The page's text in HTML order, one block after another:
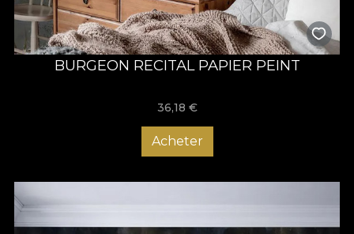
BURGEON RECITAL PAPIER PEINT
36,18 €
Acheter